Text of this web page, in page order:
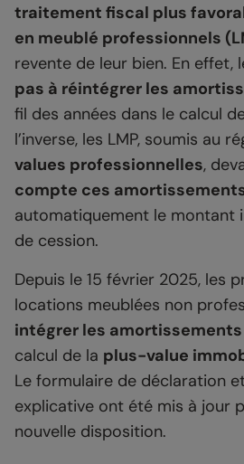
traitement fiscal plus
en meublé professionnels
revente de leur bien. En effet,
pas à réintégrer les
fil des années dans le calcul
l’inverse, les LMP, soumis au
values professionnelles,
compte ces
automatiquement le montant
de cession.
Depuis le 15 février 2025, les
locations meublées non
intégrer les
calcul de la plus-value
Le formulaire de déclaration
explicative ont été mis à jour
nouvelle disposition.